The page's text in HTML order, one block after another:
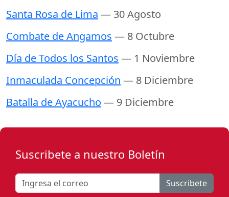
Santa Rosa de Lima — 30 Agosto
Combate de Angamos — 8 Octubre
Día de Todos los Santos — 1 Noviembre
Inmaculada Concepción — 8 Diciembre
Batalla de Ayacucho — 9 Diciembre
Suscribete a nuestro Boletín
Suscribete